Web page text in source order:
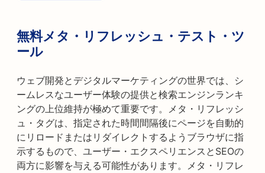
無料メタ・リフレッシュ・テスト・ツ
ール
ウェブ開発とデジタルマーケティングの世界では、シ
ームレスなユーザー体験の提供と検索エンジンランキ
ングの上位維持が極めて重要です。メタ・リフレッシ
ュ・タグは、指定された時間間隔後にページを自動的
にリロードまたはリダイレクトするようブラウザに指
示するもので、ユーザー・エクスペリエンスとSEOの
両方に影響を与える可能性があります。メタ・リフレ